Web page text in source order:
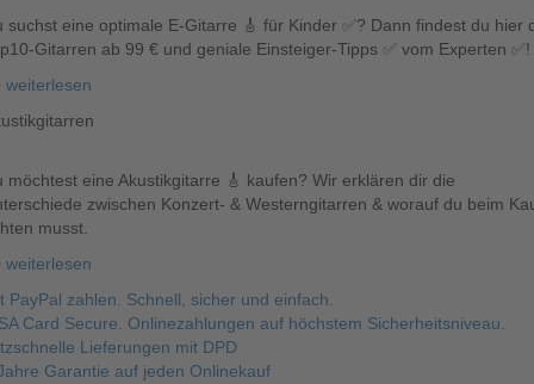
suchst eine optimale E-Gitarre 🎸 für Kinder ✅? Dann findest du hier
Gitarren ab 99 € und geniale Einsteiger-Tipps ✅ vom Experten ✅!
weiterlesen
möchtest eine Akustikgitarre 🎸 kaufen? Wir erklären dir die
zwischen Konzert- & Westerngitarren & worauf du beim
musst.
weiterlesen
PayPal zahlen. Schnell, sicher und einfach.
Card Secure. Onlinezahlungen auf höchstem Sicherheitsniveau.
Lieferungen mit DPD
Garantie auf jeden Onlinekauf